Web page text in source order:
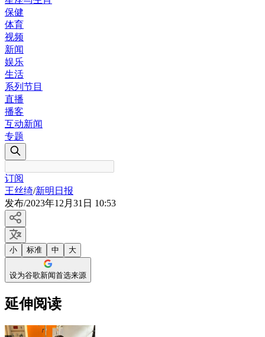
保健
体育
视频
新闻
娱乐
生活
系列节目
直播
播客
互动新闻
专题
订阅
王丝绮/新明日报
发布/2023年12月31日 10:53
小 标准 中 大
设为谷歌新闻首选来源
延伸阅读